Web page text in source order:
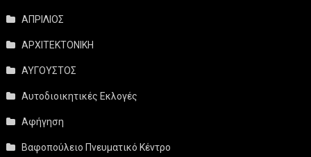
ΑΠΡΙΛΙΟΣ
ΑΡΧΙΤΕΚΤΟΝΙΚΗ
ΑΥΓΟΥΣΤΟΣ
Αυτοδιοικητικές Εκλογές
Αφήγηση
Βαφοπούλειο Πνευματικό Κέντρο